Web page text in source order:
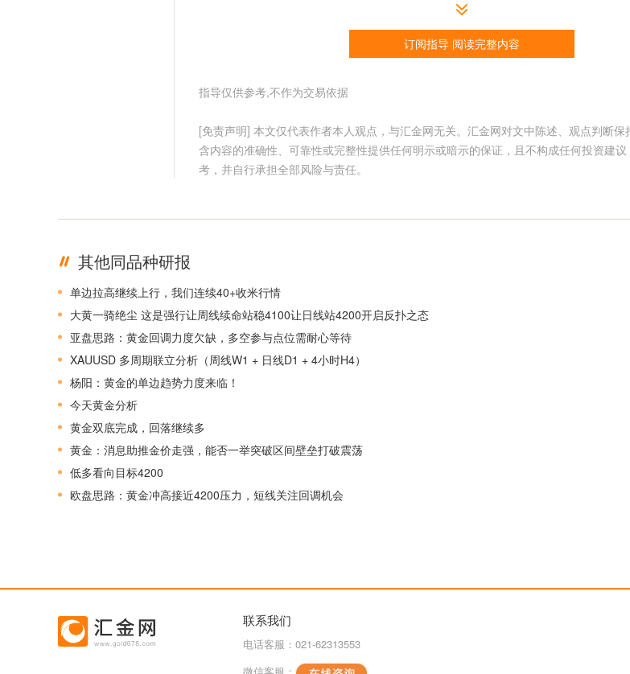
订阅指导 阅读完整内容
指导仅供参考,不作为交易依据
[免责声明] 本文仅代表作者本人观点，与汇金网无关。汇金网对文中陈述、观点判断保
含内容的准确性、可靠性或完整性提供任何明示或暗示的保证，且不构成任何投资建
考，并自行承担全部风险与责任。
其他同品种研报
单边拉高继续上行，我们连续40+收米行情
大黄一骑绝尘 这是强行让周线续命站稳4100让日线站4200开启反扑之态
亚盘思路：黄金回调力度欠缺，多空参与点位需耐心等待
XAUUSD 多周期联立分析（周线W1 + 日线D1 + 4小时H4）
杨阳：黄金的单边趋势力度来临！
今天黄金分析
黄金双底完成，回落继续多
黄金：消息助推金价走强，能否一举突破区间壁垒打破震荡
低多看向目标4200
欧盘思路：黄金冲高接近4200压力，短线关注回调机会
联系我们
电话客服：021-62313553